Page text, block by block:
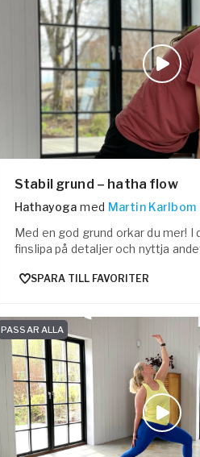
Stabil grund – hatha flow
Hathayoga med Martin Karlbom
Med en god grund orkar du mer! I
finslipa på detaljer och nyttja
SPARA TILL FAVORITER
PASSAR ALLA